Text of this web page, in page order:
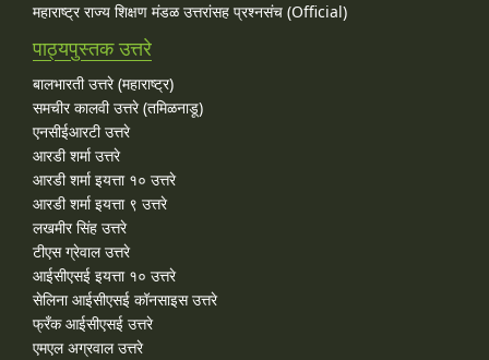
महाराष्ट्र राज्य शिक्षण मंडळ उत्तरांसह प्रश्नसंच (Official)
पाठ्यपुस्तक उत्तरे
बालभारती उत्तरे (महाराष्ट्र)
समचीर कालवी उत्तरे (तमिळनाडू)
एनसीईआरटी उत्तरे
आरडी शर्मा उत्तरे
आरडी शर्मा इयत्ता १० उत्तरे
आरडी शर्मा इयत्ता ९ उत्तरे
लखमीर सिंह उत्तरे
टीएस ग्रेवाल उत्तरे
आईसीएसई इयत्ता १० उत्तरे
सेलिना आईसीएसई कॉनसाइस उत्तरे
फ्रँक आईसीएसई उत्तरे
एमएल अग्रवाल उत्तरे